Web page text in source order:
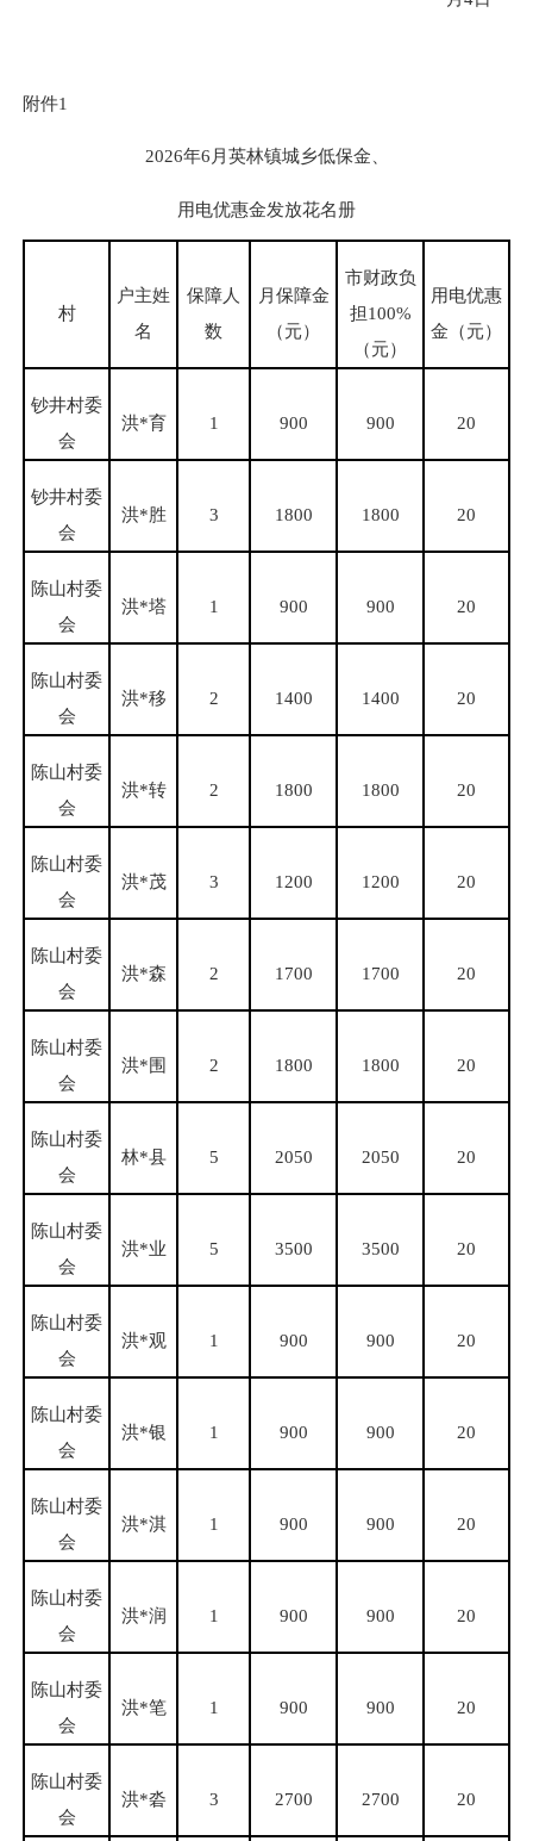
附件1
2026年6 月英林镇城乡低保金、
用电优惠金发放花名册
村
户主姓
名
保障人
数
月保障金
（元）
市财政负
担100%
（元）
用电优惠
金（元）
钞井村委
会
洪*育 1 900 900 20
钞井村委
会
洪*胜 3 1800 1800 20
陈山村委
会
洪*塔 1 900 900 20
陈山村委
会
洪*移 2 1400 1400 20
陈山村委
会
洪*转 2 1800 1800 20
陈山村委
会
洪*茂 3 1200 1200 20
陈山村委
会
洪*森 2 1700 1700 20
陈山村委
会
洪*围 2 1800 1800 20
陈山村委
会
林*县 5 2050 2050 20
陈山村委
会
洪*业 5 3500 3500 20
陈山村委
会
洪*观 1 900 900 20
陈山村委
会
洪*银 1 900 900 20
陈山村委
会
洪*淇 1 900 900 20
陈山村委
会
洪*润 1 900 900 20
陈山村委
会
洪*笔 1 900 900 20
陈山村委
会
洪*沯 3 2700 2700 20